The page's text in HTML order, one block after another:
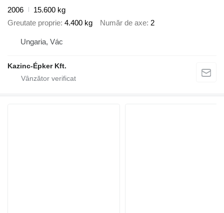
2006
15.600 kg
Greutate proprie 4.400 kg Număr de axe 2
Ungaria, Vác
Kazinc-Épker Kft.